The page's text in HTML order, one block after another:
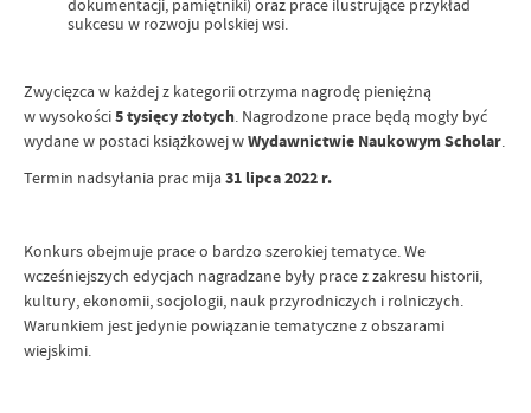
dokumentacji, pamiętniki) oraz prace ilustrujące przykład
sukcesu w rozwoju polskiej wsi.
Zwycięzca w każdej z kategorii otrzyma nagrodę pieniężną
w wysokości5 tysięcy złotych. Nagrodzone prace będą mogły być
wydane w postaci książkowej wWydawnictwie Naukowym Scholar.
Termin nadsyłania prac mija 31 lipca 2022 r.
Konkurs obejmuje prace o bardzo szerokiej tematyce. We
wcześniejszych edycjach nagradzane były prace z zakresu historii,
kultury, ekonomii, socjologii, nauk przyrodniczych i rolniczych.
Warunkiem jest jedynie powiązanie tematyczne z obszarami
wiejskimi.